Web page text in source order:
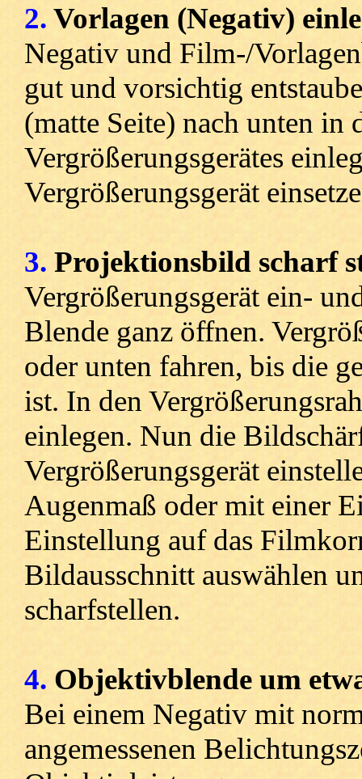
2. Vorlagen (Negativ)
Negativ und Film-/
gut und vorsichtig
(matte Seite) nach unten in
Vergrößerungsgerätes
Vergrößerungsgerät
3. Projektionsbild scharf
Vergrößerungsgerät ein-
Blende ganz öffnen.
oder unten fahren, bis die
ist. In den
einlegen. Nun die
Vergrößerungsgerät
Augenmaß oder mit einer
Einstellung auf das
Bildausschnitt auswählen
scharfstellen.
4. Objektivblende um
Bei einem Negativ mit
angemessenen